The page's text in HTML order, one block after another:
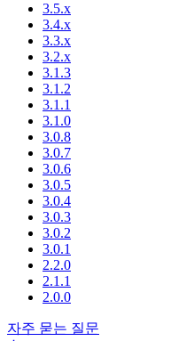
3.5.x
3.4.x
3.3.x
3.2.x
3.1.3
3.1.2
3.1.1
3.1.0
3.0.8
3.0.7
3.0.6
3.0.5
3.0.4
3.0.3
3.0.2
3.0.1
2.2.0
2.1.1
2.0.0
자주 묻는 질문